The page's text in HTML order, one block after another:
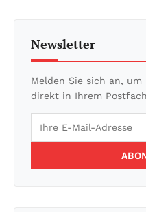
Newsletter
Melden Sie sich an,
direkt in Ihrem